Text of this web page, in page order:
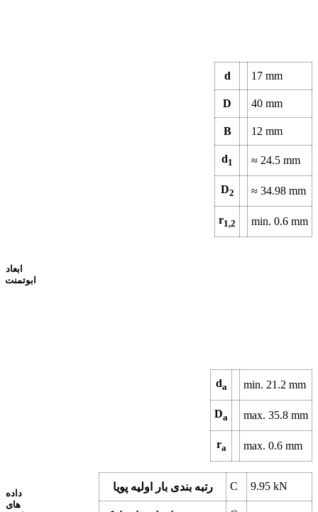
d 17 mm
D 40 mm
B 12 mm
d1 ≈ 24.5 mm
D2 ≈ 34.98 mm
r1,2 min. 0.6 mm
ابعاد
ابوتمنت
da min. 21.2 mm
Da max. 35.8 mm
ra max. 0.6 mm
داده
های
رتبه بندی بار اولیه پویا C 9.95 kN